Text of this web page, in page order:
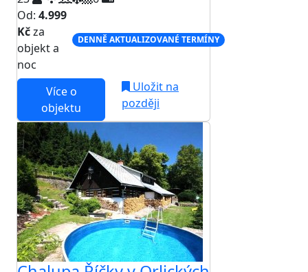
Od: 4.999
Kčza
objekt a
noc
DENNĚ AKTUALIZOVANÉ TERMÍNY
Více o
objektu
Uložit na
později